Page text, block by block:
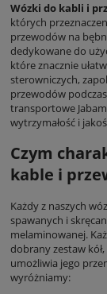
Wózki do kabli i
których
przewodów na
dedykowane do
które znacznie
sterowniczych,
przewodów
transportowe
wytrzymałość i
Czym
kable i
Każdy z naszych
spawanych i
melaminowanej.
dobrany zestaw
umożliwia jego
wyróżniamy: